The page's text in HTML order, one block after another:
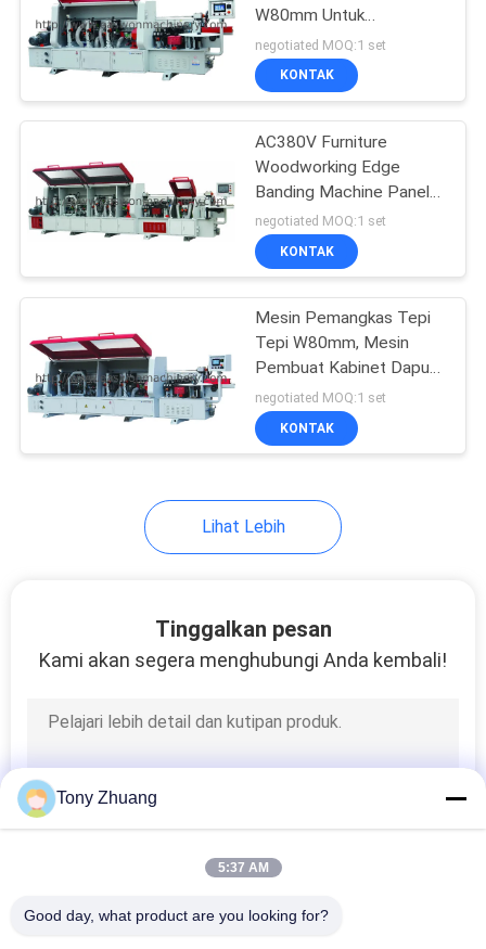
W80mm Untuk
pembuatan Furnitur
negotiated MOQ:1 set
KONTAK
AC380V Furniture
Woodworking Edge
Banding Machine Panel
T60mm Edgebander
Trimmer
negotiated MOQ:1 set
KONTAK
Mesin Pemangkas Tepi
Tepi W80mm, Mesin
Pembuat Kabinet Dapur
15m / Min
negotiated MOQ:1 set
KONTAK
Lihat Lebih
Tinggalkan pesan
Kami akan segera menghubungi Anda kembali!
Tony Zhuang
5:37 AM
Good day, what product are you looking for?